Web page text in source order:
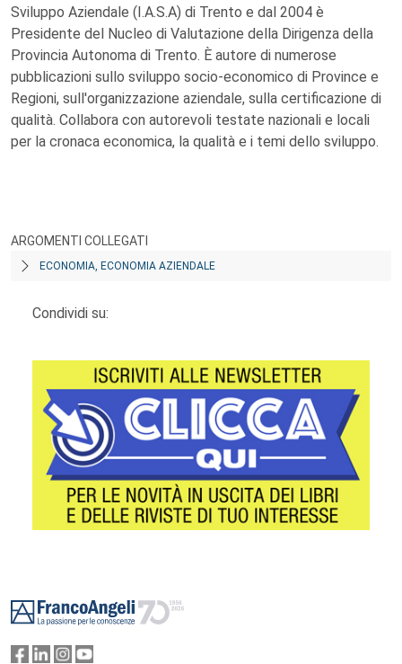
Sviluppo Aziendale (I.A.S.A) di Trento e dal 2004 è
Presidente del Nucleo di Valutazione della Dirigenza della
Provincia Autonoma di Trento. È autore di numerose
pubblicazioni sullo sviluppo socio-economico di Province e
Regioni, sull'organizzazione aziendale, sulla certificazione di
qualità. Collabora con autorevoli testate nazionali e locali
per la cronaca economica, la qualità e i temi dello sviluppo.
ARGOMENTI COLLEGATI
ECONOMIA, ECONOMIA AZIENDALE
Condividi su: